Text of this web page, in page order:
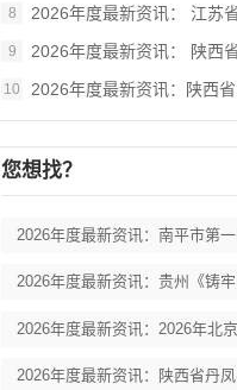
8 2026年度最新资讯： 江苏省淮
9 2026年度最新资讯： 陕西省西
10 2026年度最新资讯：陕西省 西
您想找？
2026年度最新资讯：南平市第
2026年度最新资讯：贵州《铸
2026年度最新资讯：2026年北
2026年度最新资讯：陕西省丹